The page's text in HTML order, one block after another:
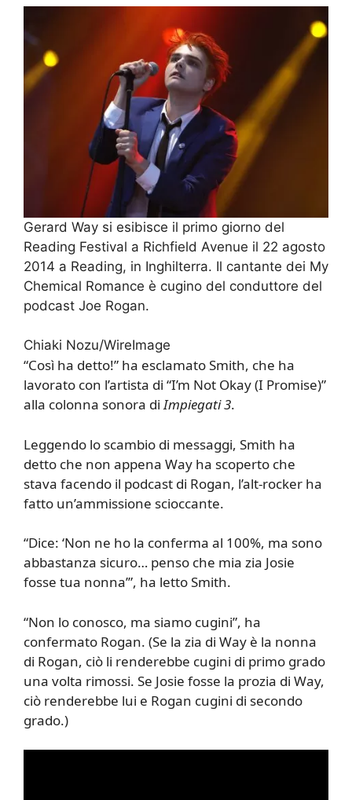
Gerard Way si esibisce il primo giorno del
Reading Festival a Richfield Avenue il 22 agosto
2014 a Reading, in Inghilterra. Il cantante dei My
Chemical Romance è cugino del conduttore del
podcast Joe Rogan.
Chiaki Nozu/WireImage
“Così ha detto!” ha esclamato Smith, che ha
lavorato con l’artista di “I’m Not Okay (I Promise)”
alla colonna sonora diImpiegati 3.
Leggendo lo scambio di messaggi, Smith ha
detto che non appena Way ha scoperto che
stava facendo il podcast di Rogan, l’alt-rocker ha
fatto un’ammissione scioccante.
“Dice: ‘Non ne ho la conferma al 100%, ma sono
abbastanza sicuro… penso che mia zia Josie
fosse tua nonna’”, ha letto Smith.
“Non lo conosco, ma siamo cugini”, ha
confermato Rogan. (Se la zia di Way è la nonna
di Rogan, ciò li renderebbe cugini di primo grado
una volta rimossi. Se Josie fosse la prozia di Way,
ciò renderebbe lui e Rogan cugini di secondo
grado.)